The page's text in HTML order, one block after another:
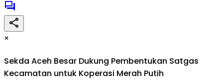
×
Sekda Aceh Besar Dukung Pembentukan Satgas
Kecamatan untuk Koperasi Merah Putih